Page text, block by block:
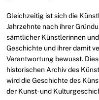
Gleichzeitig ist sich die
Jahrzehnte nach ihrer
sämtlicher Künstlerinnen
Geschichte und ihrer damit
Verantwortung bewusst.
historischen Archiv des
wird die Geschichte des
der Kunst- und